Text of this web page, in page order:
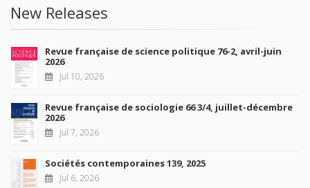
New Releases
Revue française de science politique 76-2, avril-juin
2026
Jul 10, 2026
Revue française de sociologie 66 3/4, juillet-décembre
2026
Jul 7, 2026
Sociétés contemporaines 139, 2025
Jul 6, 2026